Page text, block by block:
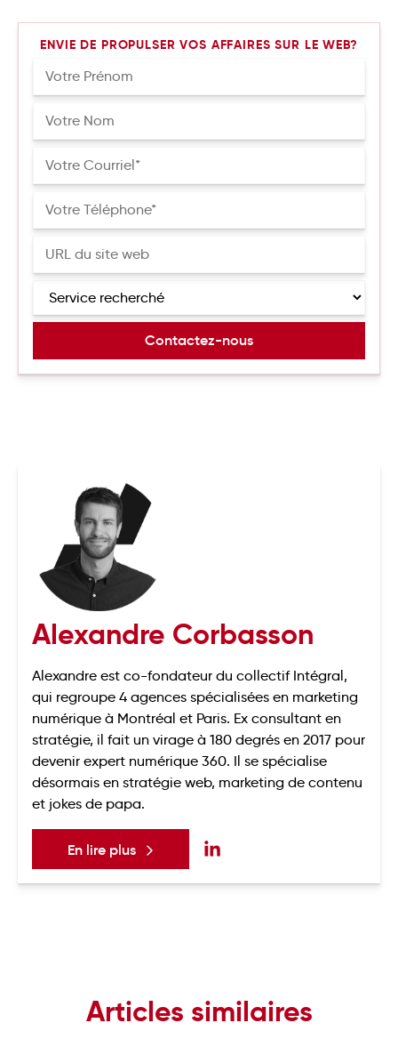
ENVIE DE PROPULSER VOS AFFAIRES SUR LE WEB?
Alexandre Corbasson
Alexandre est co-fondateur du collectif Intégral,
qui regroupe 4 agences spécialisées en marketing
numérique à Montréal et Paris. Ex consultant en
stratégie, il fait un virage à 180 degrés en 2017 pour
devenir expert numérique 360. Il se spécialise
désormais en stratégie web, marketing de contenu
et jokes de papa.
En lire plus
Articles similaires